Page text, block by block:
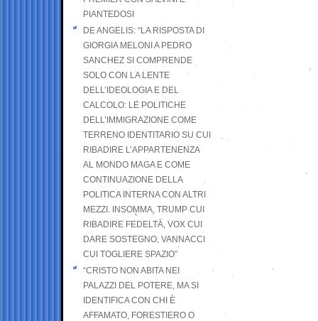
PIANTEDOSI
DE ANGELIS: “LA RISPOSTA DI
GIORGIA MELONI A PEDRO
SANCHEZ SI COMPRENDE
SOLO CON LA LENTE
DELL’IDEOLOGIA E DEL
CALCOLO: LE POLITICHE
DELL’IMMIGRAZIONE COME
TERRENO IDENTITARIO SU CUI
RIBADIRE L’APPARTENENZA
AL MONDO MAGA E COME
CONTINUAZIONE DELLA
POLITICA INTERNA CON ALTRI
MEZZI. INSOMMA, TRUMP CUI
RIBADIRE FEDELTÀ, VOX CUI
DARE SOSTEGNO, VANNACCI
CUI TOGLIERE SPAZIO”
“CRISTO NON ABITA NEI
PALAZZI DEL POTERE, MA SI
IDENTIFICA CON CHI È
AFFAMATO, FORESTIERO O